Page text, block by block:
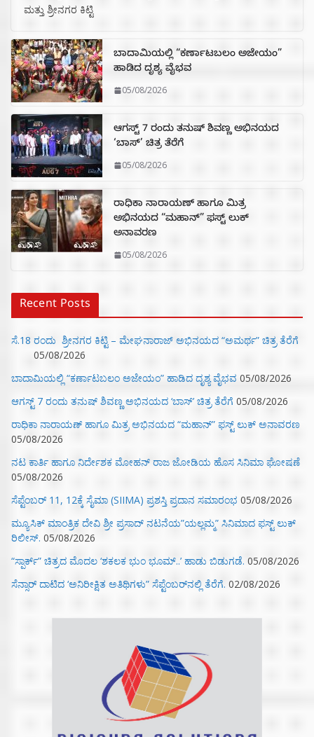
ಮತ್ತು ಶ್ರೀನಗರ ಕಿಟ್ಟಿ
ಬಾದಾಮಿಯಲ್ಲಿ “ಕರ್ಣಾಟಬಲಂ ಅಜೇಯಂ”
ಹಾಡಿದ ದೃಶ್ಯ ವೈಭವ
05/08/2026
ಆಗಸ್ಟ್ 7 ರಂದು ತನುಷ್ ಶಿವಣ್ಣ ಅಭಿನಯದ
‘ಬಾಸ್’ ಚಿತ್ರ ತೆರೆಗೆ
05/08/2026
ರಾಧಿಕಾ ನಾರಾಯಣ್ ಹಾಗೂ ಮಿತ್ರ
ಅಭಿನಯದ “ಮಹಾನ್” ಫಸ್ಟ್ ಲುಕ್
ಅನಾವರಣ
05/08/2026
Recent Posts
ಸೆ.18 ರಂದು ಶ್ರೀನಗರ ಕಿಟ್ಟಿ – ಮೇಘನಾರಾಜ್ ಅಭಿನಯದ “ಅಮರ್ಥ” ಚಿತ್ರ ತೆರೆಗೆ
05/08/2026
ಬಾದಾಮಿಯಲ್ಲಿ “ಕರ್ಣಾಟಬಲಂ ಅಜೇಯಂ” ಹಾಡಿದ ದೃಶ್ಯ ವೈಭವ 05/08/2026
ಆಗಸ್ಟ್ 7 ರಂದು ತನುಷ್ ಶಿವಣ್ಣ ಅಭಿನಯದ ‘ಬಾಸ್’ ಚಿತ್ರ ತೆರೆಗೆ 05/08/2026
ರಾಧಿಕಾ ನಾರಾಯಣ್ ಹಾಗೂ ಮಿತ್ರ ಅಭಿನಯದ “ಮಹಾನ್” ಫಸ್ಟ್ ಲುಕ್ ಅನಾವರಣ
05/08/2026
ನಟ ಕಾರ್ತಿ ಹಾಗೂ ನಿರ್ದೇಶಕ ಮೋಹನ್ ರಾಜ ಜೋಡಿಯ ಹೊಸ ಸಿನಿಮಾ ಘೋಷಣೆ
05/08/2026
ಸೆಪ್ಟೆಂಬರ್ 11, 12ಕ್ಕೆ ಸೈಮಾ (SIIMA) ಪ್ರಶಸ್ತಿ ಪ್ರದಾನ ಸಮಾರಂಭ 05/08/2026
ಮ್ಯೂಸಿಕ್‌ ಮಾಂತ್ರಿಕ ದೇವಿ ಶ್ರೀ ಪ್ರಸಾದ್ ನಟನೆಯ”ಯಲ್ಲಮ್ಮ” ಸಿನಿಮಾದ ಫಸ್ಟ್‌ ಲುಕ್‌
ರಿಲೀಸ್. 05/08/2026
“ಸ್ಪಾರ್ಕ್” ಚಿತ್ರದ ಮೊದಲ‌ ‘ಶಕಲಕ ಭುಂ‌ ಭೂಮ್..’ ಹಾಡು ಬಿಡುಗಡೆ. 05/08/2026
ಸೆನ್ಸಾರ್ ದಾಟಿದ ‘ಅನಿರೀಕ್ಷಿತ ಅತಿಥಿಗಳು” ಸೆಪ್ಟೆಂಬರ್‌ನಲ್ಲಿ ತೆರೆಗೆ. 02/08/2026